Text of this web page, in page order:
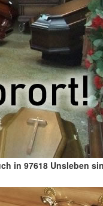
in 97618 Unsleben